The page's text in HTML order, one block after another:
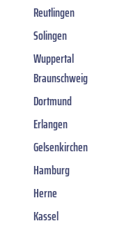
Reutlingen
Solingen
Wuppertal
Braunschweig
Dortmund
Erlangen
Gelsenkirchen
Hamburg
Herne
Kassel